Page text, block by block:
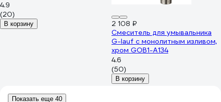
4.9
(20)
В корзину
2 108 ₽
Смеситель для умывальника
G-lauf с монолитным изливом,
хром GOB1-A134
4.6
(50)
В корзину
Показать еще 40